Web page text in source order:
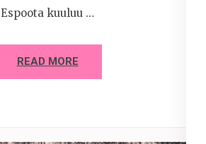
Espoota kuuluu …
READ MORE